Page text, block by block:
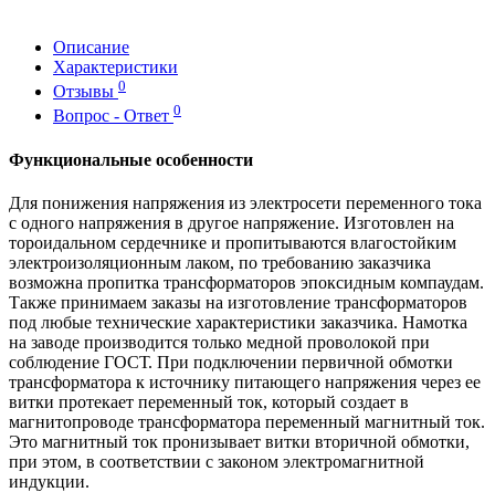
Описание
Характеристики
Отзывы 0
Вопрос - Ответ 0
Функциональные особенности
Для понижения напряжения из электросети переменного тока
с одного напряжения в другое напряжение. Изготовлен на
тороидальном сердечнике и пропитываются влагостойким
электроизоляционным лаком, по требованию заказчика
возможна пропитка трансформаторов эпоксидным компаудам.
Также принимаем заказы на изготовление трансформаторов
под любые технические характеристики заказчика. Намотка
на заводе производится только медной проволокой при
соблюдение ГОСТ. При подключении первичной обмотки
трансформатора к источнику питающего напряжения через ее
витки протекает переменный ток, который создает в
магнитопроводе трансформатора переменный магнитный ток.
Это магнитный ток пронизывает витки вторичной обмотки,
при этом, в соответствии с законом электромагнитной
индукции.